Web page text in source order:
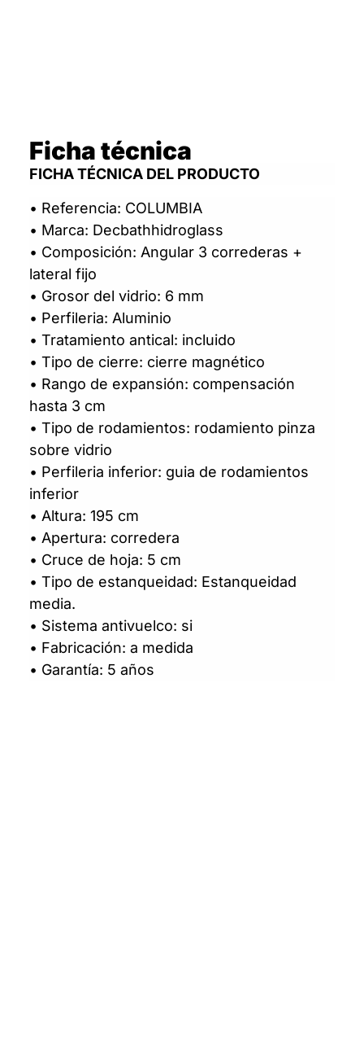
Ficha técnica
FICHA TÉCNICA DEL PRODUCTO
• Referencia: COLUMBIA
• Marca: Decbathhidroglass
• Composición: Angular 3 correderas +
lateral fijo
• Grosor del vidrio: 6 mm
• Perfileria: Aluminio
• Tratamiento antical: incluido
• Tipo de cierre: cierre magnético
• Rango de expansión: compensación
hasta 3 cm
• Tipo de rodamientos: rodamiento pinza
sobre vidrio
• Perfileria inferior: guia de rodamientos
inferior
• Altura: 195 cm
• Apertura: corredera
• Cruce de hoja: 5 cm
• Tipo de estanqueidad: Estanqueidad
media.
• Sistema antivuelco: si
• Fabricación: a medida
• Garantía: 5 años